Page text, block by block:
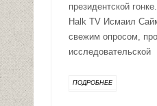
президентской
Halk TV Исмаил
свежим опросом,
исследовательской
ПОДРОБНЕЕ